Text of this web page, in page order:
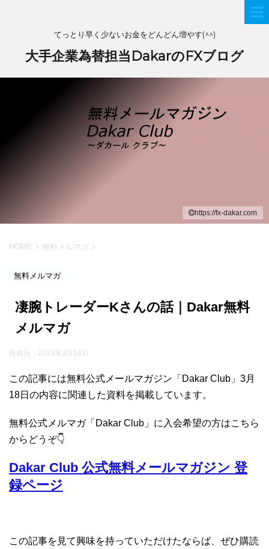
てっとり早く少ないお金をどんどん増やす(^^)
大手企業為替担当DakarのFXブログ
https://fx-dakar.com
HOME > 無料メルマガ >
無料メルマガ
凄腕トレーダーKさんの話｜Dakar無料
メルマガ
投稿日： 2018年3月18日
この記事には無料公式メールマガジン「Dakar Club」3月
18日の内容に関連した資料を掲載しています。
無料公式メルマガ「Dakar Club」に入会希望の方はこちら
からどうぞ👇
Dakar Club 公式無料メールマガジン 登
録ページ
この記事を見て興味を持っていただけたならば、ぜひ購読